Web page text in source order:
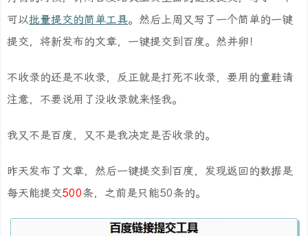
可以批量提交的简单工具。然后上周又写了一个简单的一键
提交，将新发布的文章，一键提交到百度。然并卵！
不收录的还是不收录，反正就是打死不收录，要用的童鞋请
注意，不要说用了没收录就来怪我。
我又不是百度，又不是我决定是否收录的。
昨天发布了文章，然后一键提交到百度，发现返回的数据是
每天能提交500条，之前是只能50条的。